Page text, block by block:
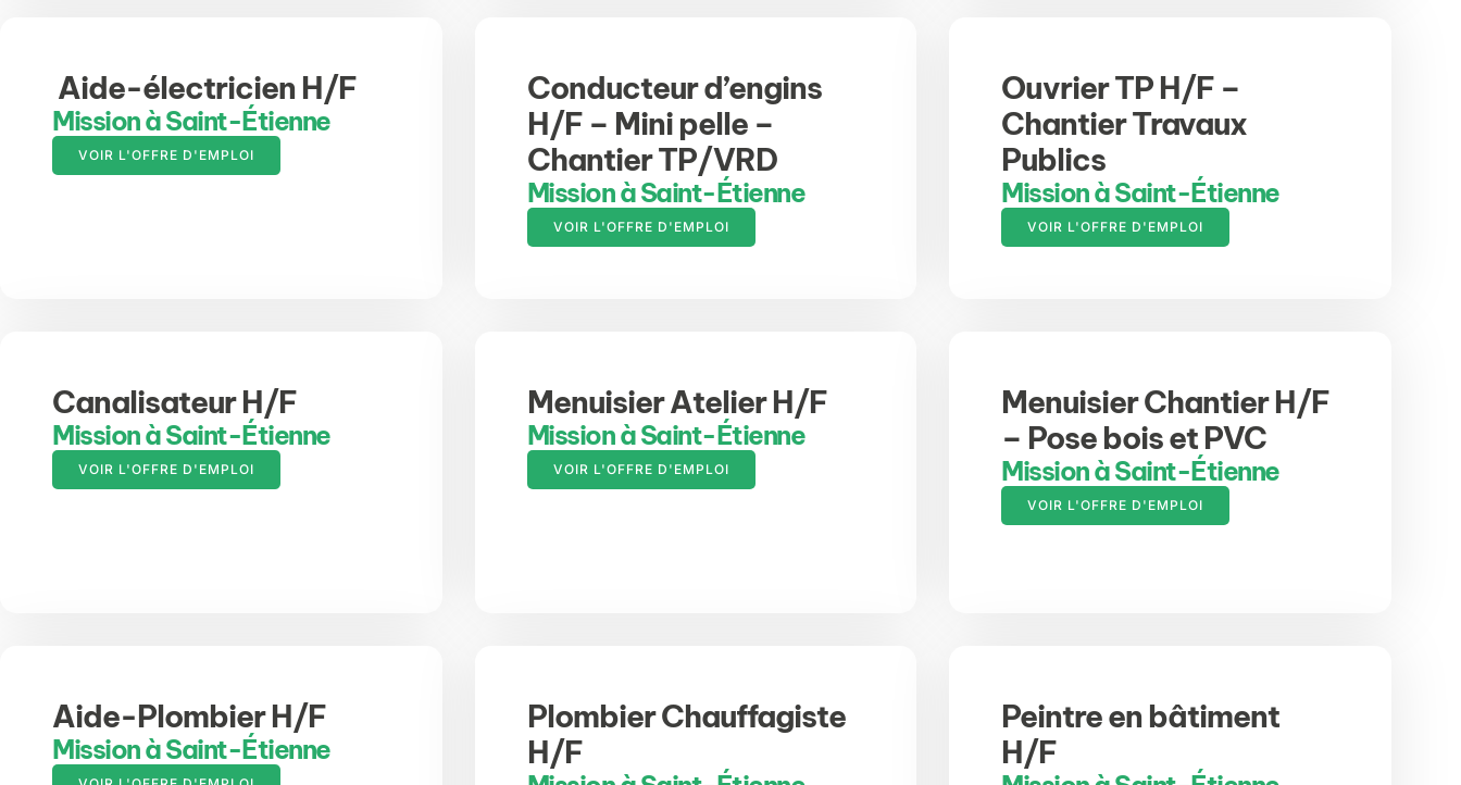
Aide-électricien H/F
Mission à Saint-Étienne
VOIR L'OFFRE D'EMPLOI
Conducteur d’engins
H/F – Mini pelle –
Chantier TP/VRD
Mission à Saint-Étienne
VOIR L'OFFRE D'EMPLOI
Ouvrier TP H/F –
Chantier Travaux
Publics
Mission à Saint-Étienne
VOIR L'OFFRE D'EMPLOI
Canalisateur H/F
Mission à Saint-Étienne
VOIR L'OFFRE D'EMPLOI
Menuisier Atelier H/F
Mission à Saint-Étienne
VOIR L'OFFRE D'EMPLOI
Menuisier Chantier H/F
– Pose bois et PVC
Mission à Saint-Étienne
VOIR L'OFFRE D'EMPLOI
Aide-Plombier H/F
Mission à Saint-Étienne
Plombier Chauffagiste
H/F
Peintre en bâtiment
H/F